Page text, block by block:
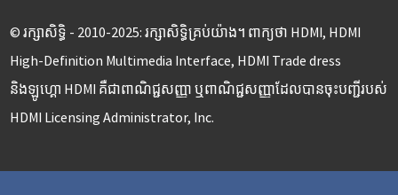
© រក្សាសិទ្ធិ - 2010-2025: រក្សាសិទ្ធិគ្រប់យ៉ាង។ ពាក្យថា HDMI, HDMI
High-Definition Multimedia Interface, HDMI Trade dress
និងឡូហ្គោ HDMI គឺជាពាណិជ្ជសញ្ញា ឬពាណិជ្ជសញ្ញាដែលបានចុះបញ្ជីរបស់
HDMI Licensing Administrator, Inc.